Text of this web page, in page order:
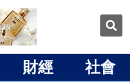
財經 社會